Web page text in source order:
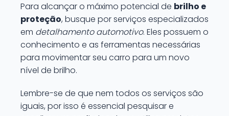
Para alcançar o máximo potencial de brilho e
proteção, busque por serviços especializados
em detalhamento automotivo. Eles possuem o
conhecimento e as ferramentas necessárias
para movimentar seu carro para um novo
nível de brilho.
Lembre-se de que nem todos os serviços são
iguais, por isso é essencial pesquisar e